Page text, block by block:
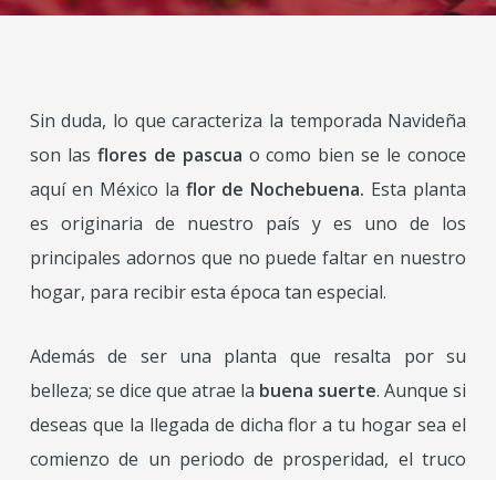
Sin duda, lo que caracteriza la temporada Navideña
son las flores de pascua o como bien se le conoce
aquí en México la flor de Nochebuena. Esta planta
es originaria de nuestro país y es uno de los
principales adornos que no puede faltar en nuestro
hogar, para recibir esta época tan especial.
Además de ser una planta que resalta por su
belleza; se dice que atrae la buena suerte. Aunque si
deseas que la llegada de dicha flor a tu hogar sea el
comienzo de un periodo de prosperidad, el truco